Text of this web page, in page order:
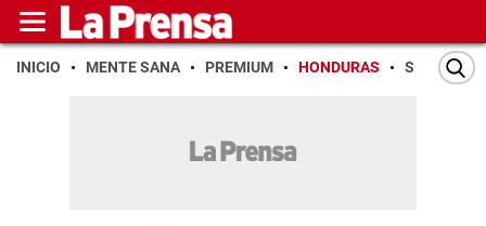
INICIO MENTE SANA PREMIUM HONDURAS SAN PEDRO